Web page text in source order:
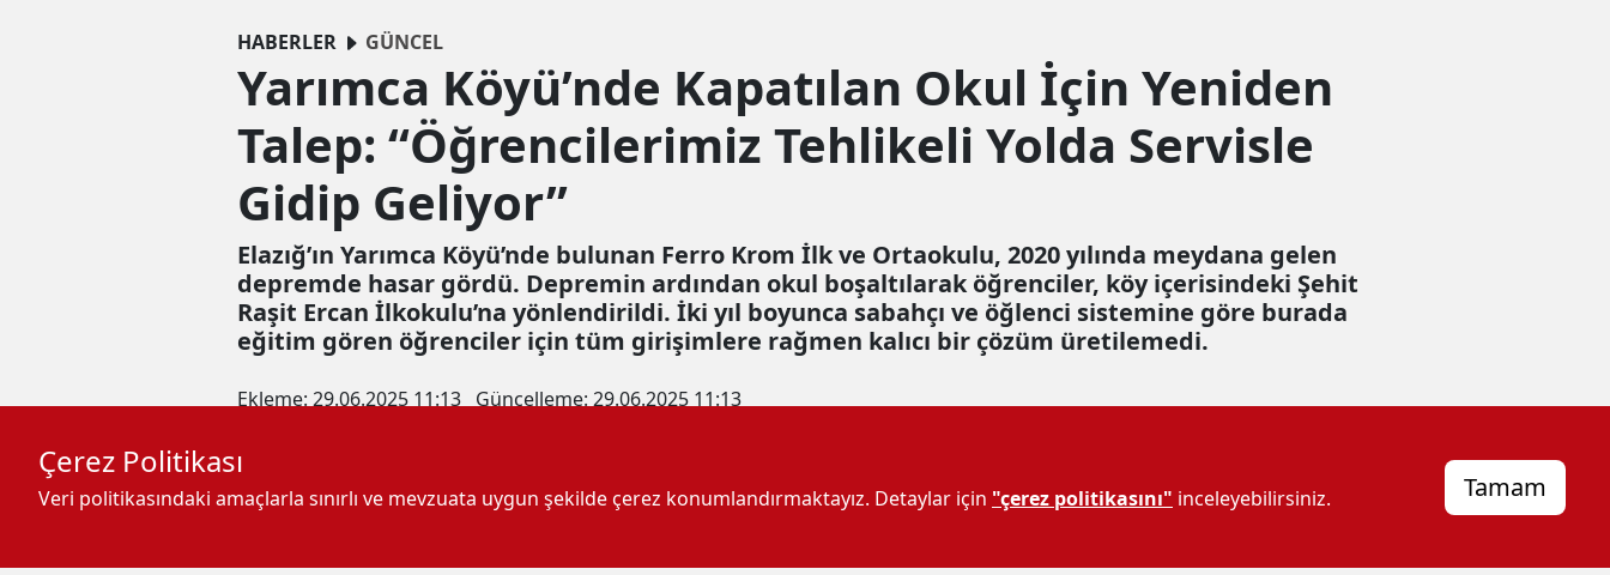
HABERLER GÜNCEL
Yarımca Köyü’nde Kapatılan Okul İçin Yeniden
Talep: “Öğrencilerimiz Tehlikeli Yolda Servisle
Gidip Geliyor”
Elazığ’ın Yarımca Köyü’nde bulunan Ferro Krom İlk ve Ortaokulu, 2020 yılında meydana gelen
depremde hasar gördü. Depremin ardından okul boşaltılarak öğrenciler, köy içerisindeki Şehit
Raşit Ercan İlkokulu’na yönlendirildi. İki yıl boyunca sabahçı ve öğlenci sistemine göre burada
eğitim gören öğrenciler için tüm girişimlere rağmen kalıcı bir çözüm üretilemedi.
Ekleme: 29.06.2025 11:13 Güncelleme: 29.06.2025 11:13
Çerez Politikası
Veri politikasındaki amaçlarla sınırlı ve mevzuata uygun şekilde çerez konumlandırmaktayız. Detaylar için "çerez politikasını" inceleyebilirsiniz. Tamam